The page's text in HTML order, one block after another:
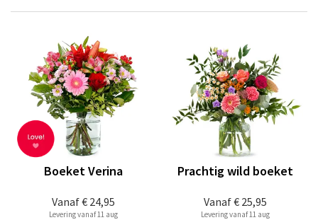
Vanaf€ 24,95
Boeket Verina
Levering vanaf 11 aug
Vanaf€ 25,95
Prachtig wild boeket
Levering vanaf 11 aug